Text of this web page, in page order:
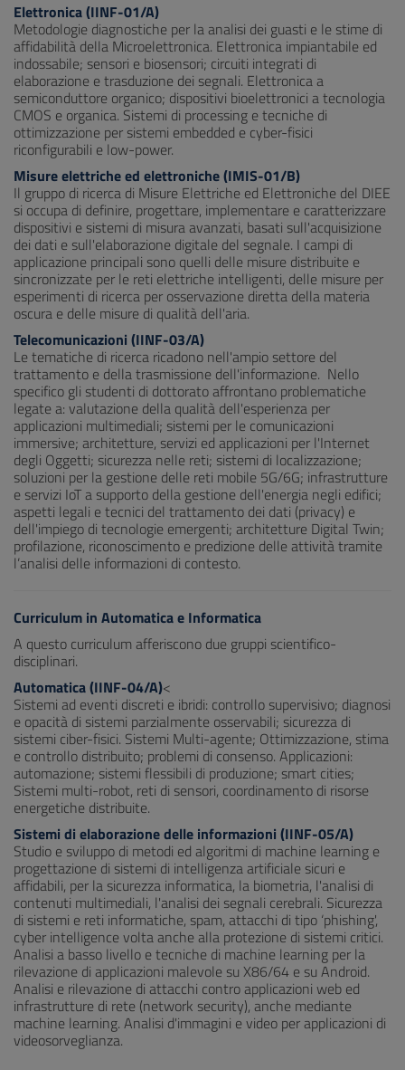
Elettronica (IINF-01/A)
Metodologie diagnostiche per la analisi dei guasti e le stime di
affidabilità della Microelettronica. Elettronica impiantabile ed
indossabile; sensori e biosensori; circuiti integrati di
elaborazione e trasduzione dei segnali. Elettronica a
semiconduttore organico; dispositivi bioelettronici a tecnologia
CMOS e organica. Sistemi di processing e tecniche di
ottimizzazione per sistemi embedded e cyber-fisici
riconfigurabili e low-power.
Misure elettriche ed elettroniche (IMIS-01/B)
Il gruppo di ricerca di Misure Elettriche ed Elettroniche del DIEE
si occupa di definire, progettare, implementare e caratterizzare
dispositivi e sistemi di misura avanzati, basati sull'acquisizione
dei dati e sull'elaborazione digitale del segnale. I campi di
applicazione principali sono quelli delle misure distribuite e
sincronizzate per le reti elettriche intelligenti, delle misure per
esperimenti di ricerca per osservazione diretta della materia
oscura e delle misure di qualità dell'aria.
Telecomunicazioni (IINF-03/A)
Le tematiche di ricerca ricadono nell'ampio settore del
trattamento e della trasmissione dell'informazione. Nello
specifico gli studenti di dottorato affrontano problematiche
legate a: valutazione della qualità dell'esperienza per
applicazioni multimediali; sistemi per le comunicazioni
immersive; architetture, servizi ed applicazioni per l'Internet
degli Oggetti; sicurezza nelle reti; sistemi di localizzazione;
soluzioni per la gestione delle reti mobile 5G/6G; infrastrutture
e servizi IoT a supporto della gestione dell'energia negli edifici;
aspetti legali e tecnici del trattamento dei dati (privacy) e
dell'impiego di tecnologie emergenti; architetture Digital Twin;
profilazione, riconoscimento e predizione delle attività tramite
l’analisi delle informazioni di contesto.
Curriculum in Automatica e Informatica
A questo curriculum afferiscono due gruppi scientifico-
disciplinari.
Automatica (IINF-04/A)<
Sistemi ad eventi discreti e ibridi: controllo supervisivo; diagnosi
e opacità di sistemi parzialmente osservabili; sicurezza di
sistemi ciber-fisici. Sistemi Multi-agente; Ottimizzazione, stima
e controllo distribuito; problemi di consenso. Applicazioni:
automazione; sistemi flessibili di produzione; smart cities;
Sistemi multi-robot, reti di sensori, coordinamento di risorse
energetiche distribuite.
Sistemi di elaborazione delle informazioni (IINF-05/A)
Studio e sviluppo di metodi ed algoritmi di machine learning e
progettazione di sistemi di intelligenza artificiale sicuri e
affidabili, per la sicurezza informatica, la biometria, l'analisi di
contenuti multimediali, l'analisi dei segnali cerebrali. Sicurezza
di sistemi e reti informatiche, spam, attacchi di tipo ‘phishing',
cyber intelligence volta anche alla protezione di sistemi critici.
Analisi a basso livello e tecniche di machine learning per la
rilevazione di applicazioni malevole su X86/64 e su Android.
Analisi e rilevazione di attacchi contro applicazioni web ed
infrastrutture di rete (network security), anche mediante
machine learning. Analisi d'immagini e video per applicazioni di
videosorveglianza.